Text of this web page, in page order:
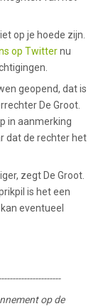
op je hoede zijn.
op Twitternu
geopend, dat is
De Groot.
in aanmerking
dat de rechter het
zegt De Groot.
is het een
eventueel
op de